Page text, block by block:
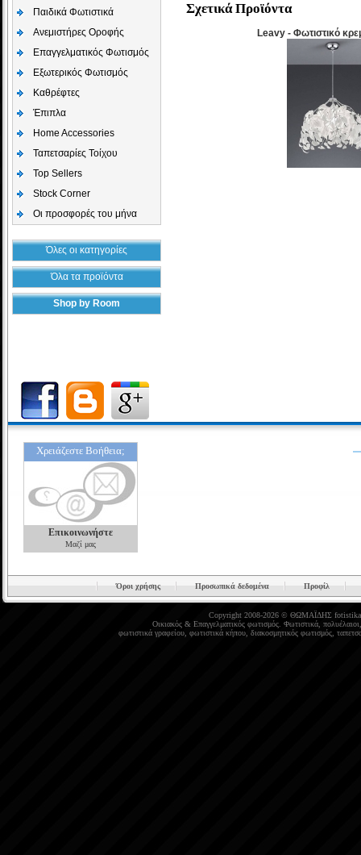
Παιδικά Φωτιστικά
Aνεμιστήρες Οροφής
Επαγγελματικός Φωτισμός
Εξωτερικός Φωτισμός
Καθρέφτες
Έπιπλα
Home Accessories
Ταπετσαρίες Τοίχου
Top Sellers
Stock Corner
Οι προσφορές του μήνα
Όλες οι κατηγορίες
Όλα τα προϊόντα
Shop by Room
Σχετικά Προϊόντα
Leavy - Φωτιστικό
Χρειάζεστε Βοήθεια;
Επικοινωνήστε
Μαζί μας
Όροι χρήσης Προσωπικά δεδομένα Προφίλ
Copyright 2008-2026 © ΘΩΜΑΪΔΗΣ
Οικιακός& Επαγγελματικός φωτισμός. Φωτιστικά, πολυέλαιοι
φωτιστικά γραφείου, φωτιστικά κήπου, διακοσμητικός φωτισμός,